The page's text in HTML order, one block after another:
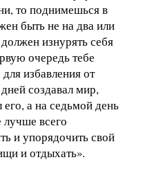
то поднимешься в
быть не на два или
изнурять себя
очередь тебе
избавления от
создавал мир,
а на седьмой день
лучше всего
и упорядочить свой
и отдыхать».